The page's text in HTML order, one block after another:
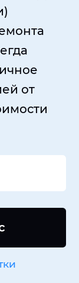
от